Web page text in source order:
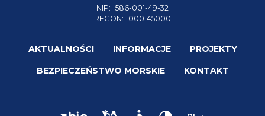
NIP: 586-001-49-32
REGON:
000145000
AKTUALNOŚCI INFORMACJE PROJEKTY
BEZPIECZEŃSTWO MORSKIE KONTAKT